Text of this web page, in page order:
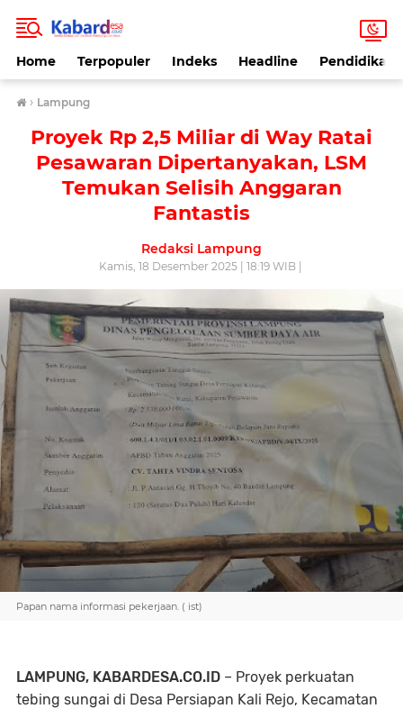
Home Terpopuler Indeks Headline Pendidikan
› Lampung
Proyek Rp 2,5 Miliar di Way Ratai
Pesawaran Dipertanyakan, LSM
Temukan Selisih Anggaran
Fantastis
Redaksi Lampung
Kamis, 18 Desember 2025 | 18:19 WIB |
Papan nama informasi pekerjaan. ( ist)
LAMPUNG, KABARDESA.CO.ID – Proyek perkuatan
tebing sungai di Desa Persiapan Kali Rejo, Kecamatan